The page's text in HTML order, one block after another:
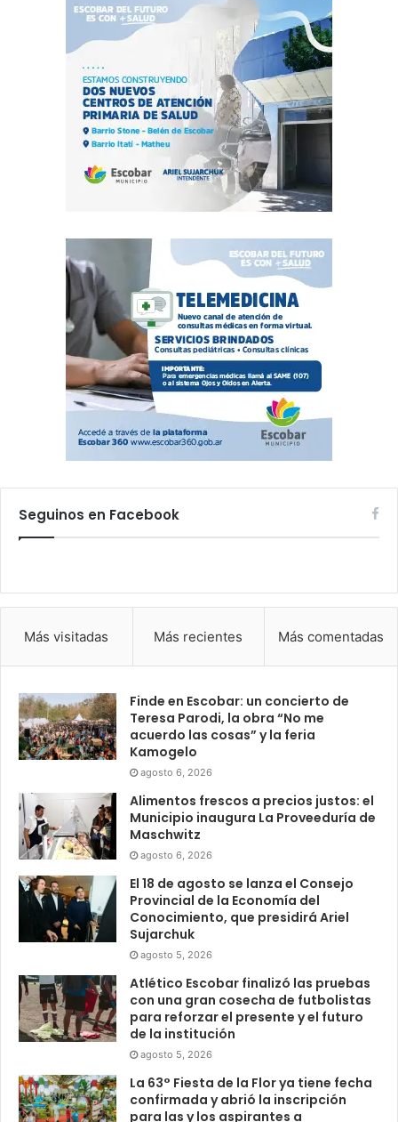
Seguinos en Facebook
Más visitadas Más recientes Más comentadas
Finde en Escobar: un concierto de
Teresa Parodi, la obra “No me
acuerdo las cosas” y la feria
Kamogelo
agosto 6, 2026
Alimentos frescos a precios justos: el
Municipio inaugura La Proveeduría de
Maschwitz
agosto 6, 2026
El 18 de agosto se lanza el Consejo
Provincial de la Economía del
Conocimiento, que presidirá Ariel
Sujarchuk
agosto 5, 2026
Atlético Escobar finalizó las pruebas
con una gran cosecha de futbolistas
para reforzar el presente y el futuro
de la institución
agosto 5, 2026
La 63° Fiesta de la Flor ya tiene fecha
confirmada y abrió la inscripción
para las y los aspirantes a